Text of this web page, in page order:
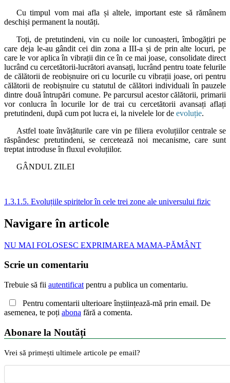
Cu timpul vom mai afla și altele, important este să rămânem
deschiși permanent la noutăți.
Toți, de pretutindeni, vin cu noile lor cunoașteri, îmbogățiri pe
care deja le-au gândit cei din zona a III-a și de prin alte locuri, pe
care le vor aplica în vibrații din ce în ce mai joase, consolidate direct
lucrând cu cercetătorii-lucrători avansați, lucrând pentru toate felurile
de călătorii de reobișnuire ori cu locurile cu vibrații joase, ori pentru
călătorii de reobișnuire cu statutul de călători individuali în pauzele
dintre două întrupări comune. Pe parcursul acestor călătorii, primarii
vor conlucra în locurile lor de trai cu cercetătorii avansați aflați
pretutindeni, după cum pot lucra ei, la nivelele lor de evoluție.
Astfel toate învățăturile care vin pe filiera evoluțiilor centrale se
răspândesc pretutindeni, se cercetează noi mecanisme, care sunt
treptat introduse în fluxul evoluțiilor.
GÂNDUL ZILEI
1.3.1.5. Evoluțiile spiritelor în cele trei zone ale universului fizic
Navigare în articole
NU MAI FOLOSESC EXPRIMAREA MAMA-PĂMÂNT
Scrie un comentariu
Trebuie să fii autentificat pentru a publica un comentariu.
Pentru comentarii ulterioare înștiințează-mă prin email. De
asemenea, te poți abona fără a comenta.
Abonare la Noutăți
Vrei să primești ultimele articole pe email?